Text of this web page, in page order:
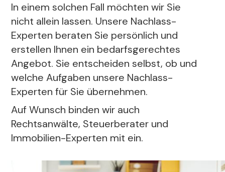
In einem solchen Fall möchten wir Sie
nicht allein lassen. Unsere Nachlass-
Experten beraten Sie persönlich und
erstellen Ihnen ein bedarfsgerechtes
Angebot. Sie entscheiden selbst, ob und
welche Aufgaben unsere Nachlass-
Experten für Sie übernehmen.
Auf Wunsch binden wir auch
Rechtsanwälte, Steuerberater und
Immobilien-Experten mit ein.